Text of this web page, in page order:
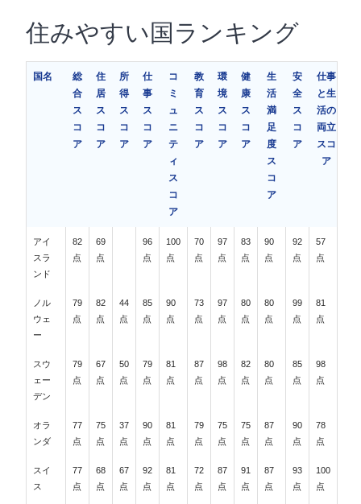
住みやすい国ランキング
国名
総
合
ス
コ
ア
住
居
ス
コ
ア
所
得
ス
コ
ア
仕
事
ス
コ
ア
コ
ミ
ュ
ニ
テ
ィ
ス
コ
ア
教
育
ス
コ
ア
環
境
ス
コ
ア
健
康
ス
コ
ア
生
活
満
足
度
ス
コ
ア
安
全
ス
コ
ア
仕事
と生
活の
両立
スコ
ア
アイ
スラ
ンド
82
点
69
点
96
点
100
点
70
点
97
点
83
点
90
点
92
点
57
点
ノル
ウェ
ー
79
点
82
点
44
点
85
点
90
点
73
点
97
点
80
点
80
点
99
点
81
点
スウ
ェー
デン
79
点
67
点
50
点
79
点
81
点
87
点
98
点
82
点
80
点
85
点
98
点
オラ
ンダ
77
点
75
点
37
点
90
点
81
点
79
点
75
点
75
点
87
点
90
点
78
点
スイ
ス
77
点
68
点
67
点
92
点
81
点
72
点
87
点
91
点
87
点
93
点
100
点